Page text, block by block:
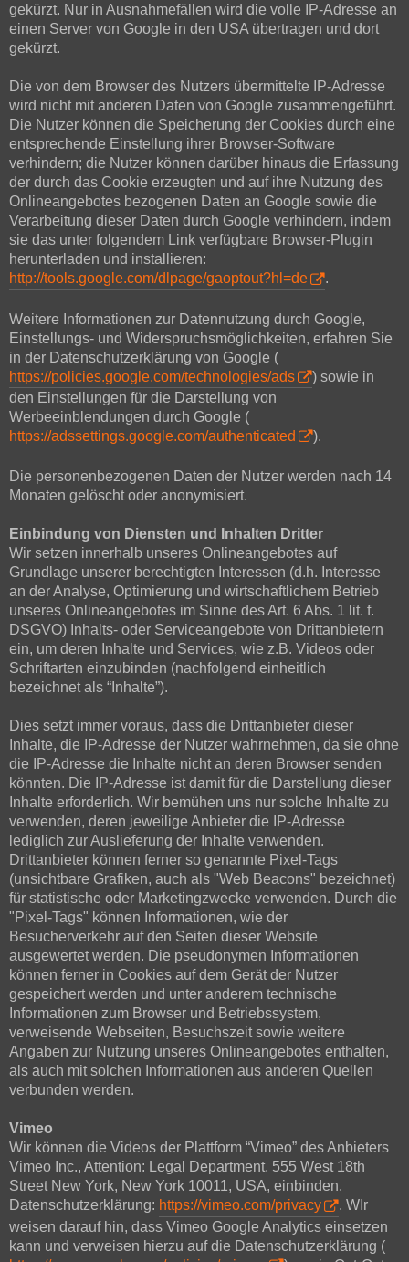
gekürzt. Nur in Ausnahmefällen wird die volle IP-Adresse an
einen Server von Google in den USA übertragen und dort
gekürzt.
Die von dem Browser des Nutzers übermittelte IP-Adresse
wird nicht mit anderen Daten von Google zusammengeführt.
Die Nutzer können die Speicherung der Cookies durch eine
entsprechende Einstellung ihrer Browser-Software
verhindern; die Nutzer können darüber hinaus die Erfassung
der durch das Cookie erzeugten und auf ihre Nutzung des
Onlineangebotes bezogenen Daten an Google sowie die
Verarbeitung dieser Daten durch Google verhindern, indem
sie das unter folgendem Link verfügbare Browser-Plugin
herunterladen und installieren:
http://tools.google.com/dlpage/gaoptout?hl=de
.
Weitere Informationen zur Datennutzung durch Google,
Einstellungs- und Widerspruchsmöglichkeiten, erfahren Sie
in der Datenschutzerklärung von Google (
https://policies.google.com/technologies/ads
) sowie in
den Einstellungen für die Darstellung von
Werbeeinblendungen durch Google (
https://adssettings.google.com/authenticated
).
Die personenbezogenen Daten der Nutzer werden nach 14
Monaten gelöscht oder anonymisiert.
Einbindung von Diensten und Inhalten Dritter
Wir setzen innerhalb unseres Onlineangebotes auf
Grundlage unserer berechtigten Interessen (d.h. Interesse
an der Analyse, Optimierung und wirtschaftlichem Betrieb
unseres Onlineangebotes im Sinne des Art. 6 Abs. 1 lit. f.
DSGVO) Inhalts- oder Serviceangebote von Drittanbietern
ein, um deren Inhalte und Services, wie z.B. Videos oder
Schriftarten einzubinden (nachfolgend einheitlich
bezeichnet als “Inhalte”).
Dies setzt immer voraus, dass die Drittanbieter dieser
Inhalte, die IP-Adresse der Nutzer wahrnehmen, da sie ohne
die IP-Adresse die Inhalte nicht an deren Browser senden
könnten. Die IP-Adresse ist damit für die Darstellung dieser
Inhalte erforderlich. Wir bemühen uns nur solche Inhalte zu
verwenden, deren jeweilige Anbieter die IP-Adresse
lediglich zur Auslieferung der Inhalte verwenden.
Drittanbieter können ferner so genannte Pixel-Tags
(unsichtbare Grafiken, auch als "Web Beacons" bezeichnet)
für statistische oder Marketingzwecke verwenden. Durch die
"Pixel-Tags" können Informationen, wie der
Besucherverkehr auf den Seiten dieser Website
ausgewertet werden. Die pseudonymen Informationen
können ferner in Cookies auf dem Gerät der Nutzer
gespeichert werden und unter anderem technische
Informationen zum Browser und Betriebssystem,
verweisende Webseiten, Besuchszeit sowie weitere
Angaben zur Nutzung unseres Onlineangebotes enthalten,
als auch mit solchen Informationen aus anderen Quellen
verbunden werden.
Vimeo
Wir können die Videos der Plattform “Vimeo” des Anbieters
Vimeo Inc., Attention: Legal Department, 555 West 18th
Street New York, New York 10011, USA, einbinden.
Datenschutzerklärung: https://vimeo.com/privacy
. WIr
weisen darauf hin, dass Vimeo Google Analytics einsetzen
kann und verweisen hierzu auf die Datenschutzerklärung (